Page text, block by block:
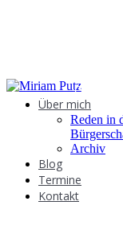
GRÜNE
Über mich
Reden in
Archiv
Blog
Termine
Kontakt